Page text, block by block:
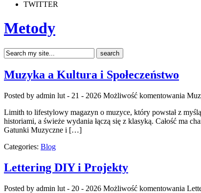
TWITTER
Metody
Muzyka a Kultura i Społeczeństwo
Posted by admin lut - 21 - 2026 Możliwość komentowania
Limith to lifestylowy magazyn o muzyce, który powstał z
historiami, a świeże wydania łączą się z klasyką. Całość ma
Gatunki Muzyczne i […]
Categories: Blog
Lettering DIY i Projekty
Posted by admin lut - 20 - 2026 Możliwość komentowania